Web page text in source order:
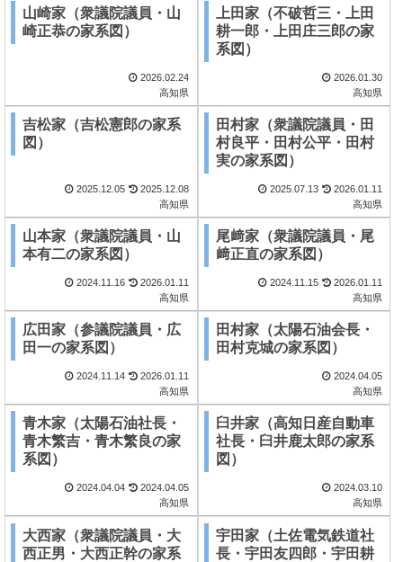
山崎家（衆議院議員・山
崎正恭の家系図）
2026.02.24
高知県
上田家（不破哲三・上田
耕一郎・上田庄三郎の家
系図）
2026.01.30
高知県
吉松家（吉松憲郎の家系
図）
2025.12.05
2025.12.08
高知県
田村家（衆議院議員・田
村良平・田村公平・田村
実の家系図）
2025.07.13
2026.01.11
高知県
山本家（衆議院議員・山
本有二の家系図）
2024.11.16
2026.01.11
高知県
尾﨑家（衆議院議員・尾
﨑正直の家系図）
2024.11.15
2026.01.11
高知県
広田家（参議院議員・広
田一の家系図）
2024.11.14
2026.01.11
高知県
田村家（太陽石油会長・
田村克城の家系図）
2024.04.05
高知県
青木家（太陽石油社長・
青木繁吉・青木繁良の家
系図）
2024.04.04
2024.04.05
高知県
臼井家（高知日産自動車
社長・臼井鹿太郎の家系
図）
2024.03.10
高知県
大西家（衆議院議員・大
西正男・大西正幹の家系
宇田家（土佐電気鉄道社
長・宇田友四郎・宇田耕